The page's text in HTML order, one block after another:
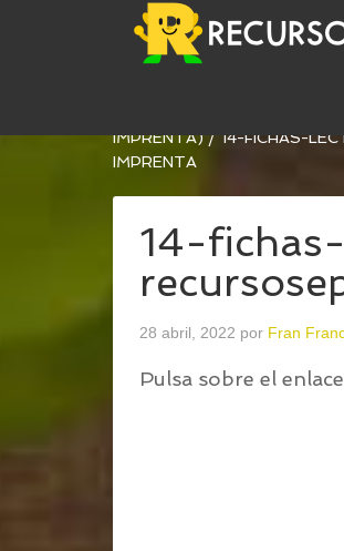
IMPRENTA) /14-FICHAS-
IMPRENTA
14-
28 abril, 2022 por Fran
Pulsa sobre el